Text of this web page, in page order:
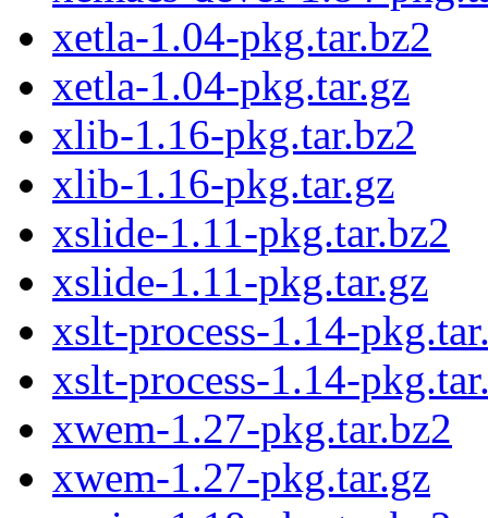
xetla-1.04-pkg.tar.bz2
xetla-1.04-pkg.tar.gz
xlib-1.16-pkg.tar.bz2
xlib-1.16-pkg.tar.gz
xslide-1.11-pkg.tar.bz2
xslide-1.11-pkg.tar.gz
xslt-process-1.14-
xslt-process-1.14-
xwem-1.27-pkg.tar.bz2
xwem-1.27-pkg.tar.gz